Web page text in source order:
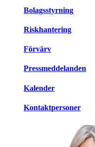
Bolagsstyrning
Riskhantering
Förvärv
Pressmeddelanden
Kalender
Kontaktpersoner